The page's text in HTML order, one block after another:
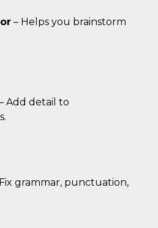
– Helps you brainstorm
Add detail to
grammar, punctuation,